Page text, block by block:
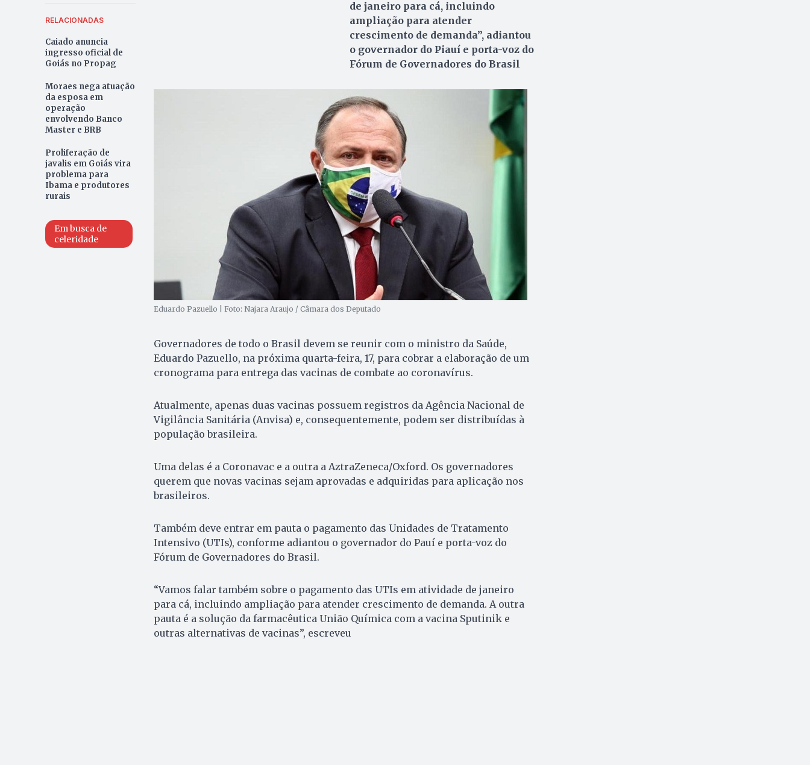
RELACIONADAS
Caiado anuncia
ingresso oficial de
Goiás no Propag
Moraes nega atuação
da esposa em
operação
envolvendo Banco
Master e BRB
Proliferação de
javalis em Goiás vira
problema para
Ibama e produtores
rurais
Em busca de
celeridade
de janeiro para cá, incluindo
ampliação para atender
crescimento de demanda”, adiantou
o governador do Piauí e porta-voz do
Fórum de Governadores do Brasil
Eduardo Pazuello | Foto: Najara Araujo / Câmara dos Deputado
Governadores de todo o Brasil devem se reunir com o ministro da Saúde,
Eduardo Pazuello, na próxima quarta-feira, 17, para cobrar a elaboração de um
cronograma para entrega das vacinas de combate ao coronavírus.
Atualmente, apenas duas vacinas possuem registros da Agência Nacional de
Vigilância Sanitária (Anvisa) e, consequentemente, podem ser distribuídas à
população brasileira.
Uma delas é a Coronavac e a outra a AztraZeneca/Oxford. Os governadores
querem que novas vacinas sejam aprovadas e adquiridas para aplicação nos
brasileiros.
Também deve entrar em pauta o pagamento das Unidades de Tratamento
Intensivo (UTIs), conforme adiantou o governador do Pauí e porta-voz do
Fórum de Governadores do Brasil.
“Vamos falar também sobre o pagamento das UTIs em atividade de janeiro
para cá, incluindo ampliação para atender crescimento de demanda. A outra
pauta é a solução da farmacêutica União Química com a vacina Sputinik e
outras alternativas de vacinas”, escreveu